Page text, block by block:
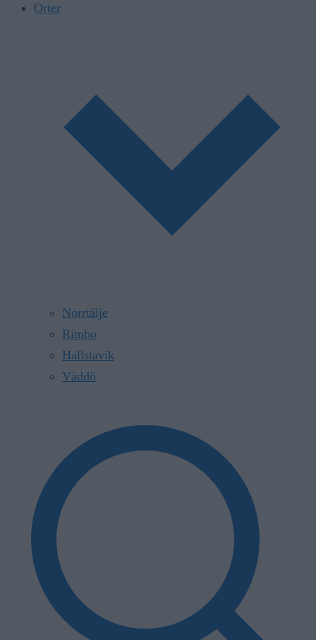
Orter
Norrtälje
Rimbo
Hallstavik
Väddö